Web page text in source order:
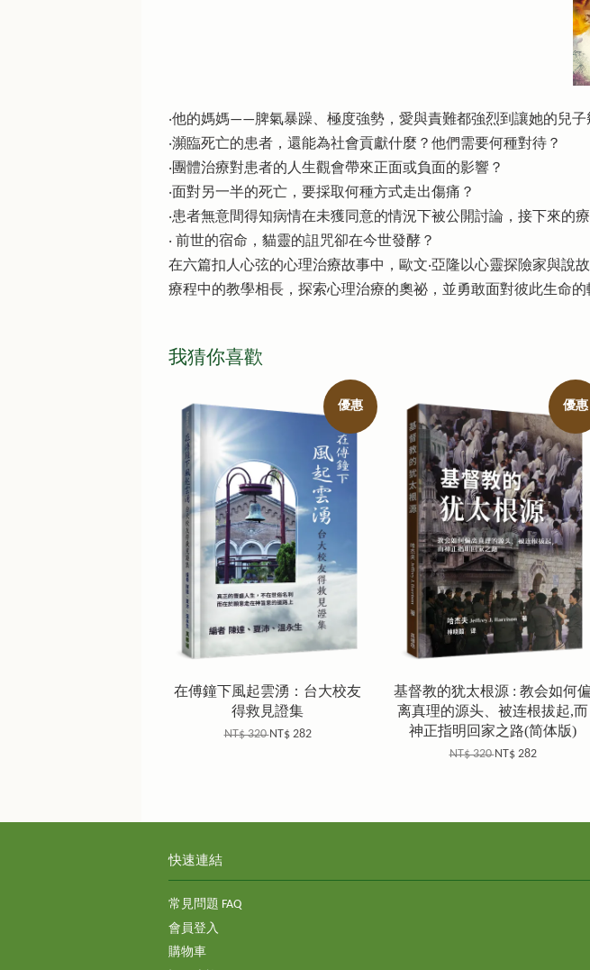
‧他的媽媽——脾氣暴躁、極度強勢，愛與責難都強烈到讓她的兒
‧瀕臨死亡的患者，還能為社會貢獻什麼？他們需要何種對待？
‧團體治療對患者的人生觀會帶來正面或負面的影響？
‧面對另一半的死亡，要採取何種方式走出傷痛？
‧患者無意間得知病情在未獲同意的情況下被公開討論，接下來的
‧ 前世的宿命，貓靈的詛咒卻在今世發酵？
在六篇扣人心弦的心理治療故事中，歐文‧亞隆以心靈探險家與說
療程中的教學相長，探索心理治療的奧祕，並勇敢面對彼此生命的
我猜你喜歡
優惠
在傅鐘下風起雲湧：台大校友
得救見證集
NT$ 320NT$ 282
優惠
基督教的犹太根源 : 教会如何偏
离真理的源头、被连根拔起,而
神正指明回家之路(简体版)
NT$ 320NT$ 282
快速連結
常見問題 FAQ
會員登入
購物車